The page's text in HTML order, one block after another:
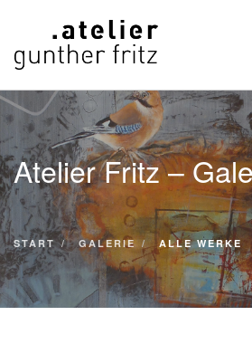
START
WERKE
VITA
KONTAKT
GALERIE
SUCHE
Atelier Fritz –
START GALERIE ALLE WERKE